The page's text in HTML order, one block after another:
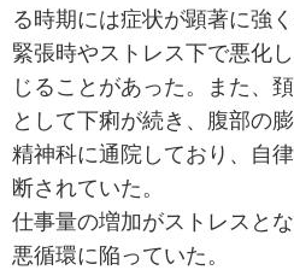
る時期には症状が顕著に強
緊張時やストレス下で悪化
じることがあった。また、
として下痢が続き、腹部の
精神科に通院しており、自
断されていた。
仕事量の増加がストレスと
悪循環に陥っていた。